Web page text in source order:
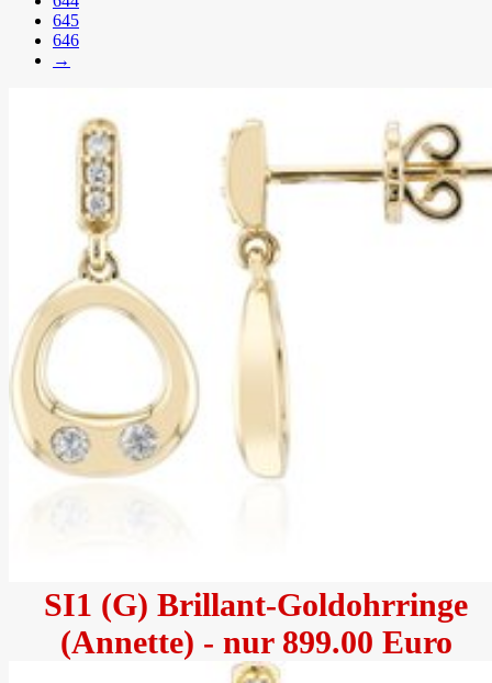
645
646
→
SI1 (G) Brillant-Goldohrringe
(Annette) - nur 899.00 Euro